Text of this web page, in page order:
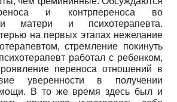
и контрпереноса во
матери и психотерапевта.
на первых этапах нежелание
стремление покинуть
работал с ребенком,
переноса отношений в
уверенности в получении
В то же время здесь был и